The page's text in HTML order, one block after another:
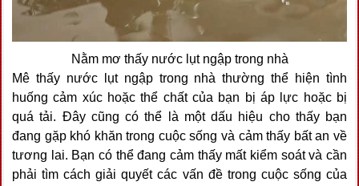
Nằm mơ thấy nước lụt ngập trong nhà
Mê thấy nước lụt ngập trong nhà thường thể hiện tình
huống cảm xúc hoặc thể chất của bạn bị áp lực hoặc bị
quá tải. Đây cũng có thể là một dấu hiệu cho thấy bạn
đang gặp khó khăn trong cuộc sống và cảm thấy bất an về
tương lai. Bạn có thể đang cảm thấy mất kiểm soát và cần
phải tìm cách giải quyết các vấn đề trong cuộc sống của